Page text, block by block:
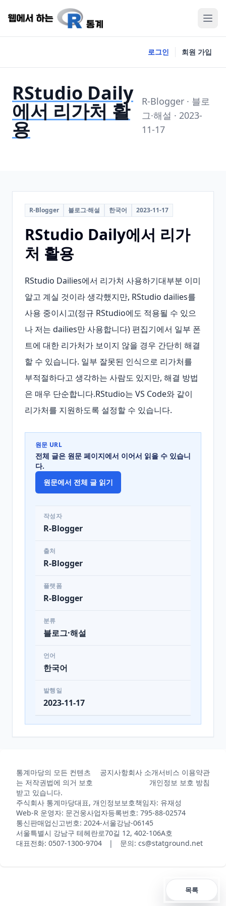
로그인 회원 가입
RStudio Daily
에서 리가처 활
용
R-Blogger · 블로
그·해설 · 2023-
11-17
R-Blogger 블로그·해설 한국어 2023-11-17
RStudio Daily에서 리가
처 활용
RStudio Dailies에서 리가처 사용하기대부분 이미
알고 계실 것이라 생각했지만, RStudio dailies를
사용 중이시고(정규 RStudio에도 적용될 수 있으
나 저는 dailies만 사용합니다) 편집기에서 일부 폰
트에 대한 리가처가 보이지 않을 경우 간단히 해결
할 수 있습니다. 일부 잘못된 인식으로 리가처를
부적절하다고 생각하는 사람도 있지만, 해결 방법
은 매우 단순합니다.RStudio는 VS Code와 같이
리가처를 지원하도록 설정할 수 있습니다.
원문 URL
전체 글은 원문 페이지에서 이어서 읽을 수 있습니
다.
원문에서 전체 글 읽기
작성자
R-Blogger
출처
R-Blogger
플랫폼
R-Blogger
분류
블로그·해설
언어
한국어
발행일
2023-11-17
통계마당의 모든 컨텐츠
는 저작권법에 의거 보호
받고 있습니다.
공지사항회사 소개서비스 이용약관
개인정보 보호 방침
주식회사 통계마당대표, 개인정보보호책임자: 유재성
Web-R 운영자: 문건웅사업자등록번호: 795-88-02574
통신판매업신고번호: 2024-서울강남-06145
서울특별시 강남구 테헤란로70길 12, 402-106A호
대표전화: 0507-1300-9704 | 문의: cs@statground.net
목록